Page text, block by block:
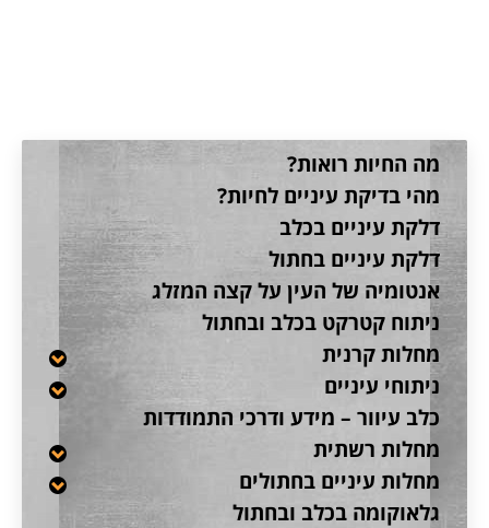
מה החיות רואות?
מהי בדיקת עיניים לחיות?
דלקת עיניים בכלב
דלקת עיניים בחתול
אנטומיה של העין על קצה המזלג
ניתוח קטרקט בכלב ובחתול
מחלות קרנית
ניתוחי עיניים
כלב עיוור – מידע ודרכי התמודדות
מחלות רשתית
מחלות עיניים בחתולים
גלאוקומה בכלב ובחתול